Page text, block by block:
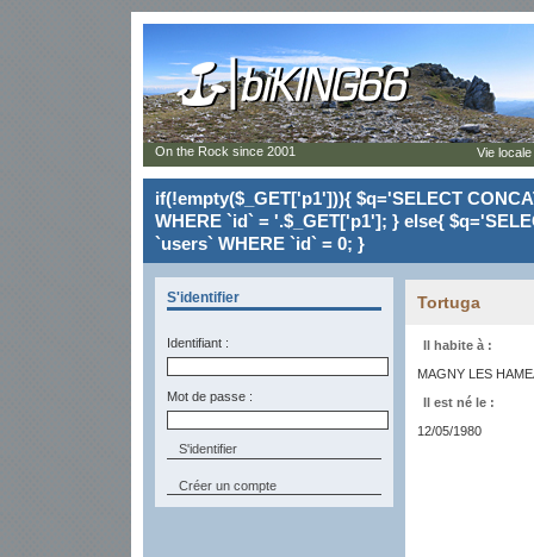
if(!empty($_GET['p1'])){ $q='SELECT
WHERE `id` = '.$_GET['p1']; } else{
`users` WHERE `id` = 0; }
S'identifier
Identifiant :
Mot de passe :
Créer un compte
Tortuga
Il habite à :
MAGNY LES
Il est né le :
12/05/1980
On the Rock since 2001 Vie